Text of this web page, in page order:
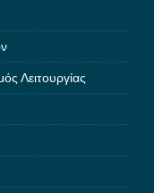
Λειτουργίας